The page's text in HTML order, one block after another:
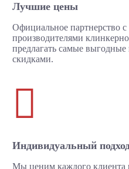
Лучшие цены
Официальное партнерство
производителями
предлагать самые
скидками.

Индивидуальный
Мы ценим каждого клиента